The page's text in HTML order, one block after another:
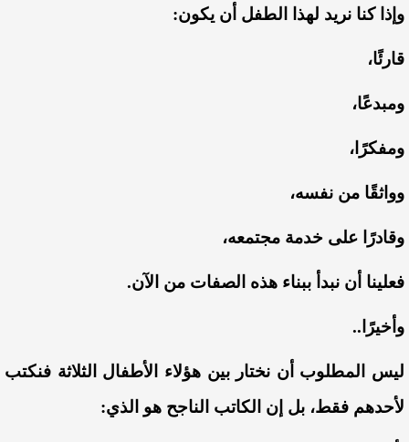
وإذا كنا نريد لهذا الطفل أن يكون:
قارئًا،
ومبدعًا،
ومفكرًا،
وواثقًا من نفسه،
وقادرًا على خدمة مجتمعه،
فعلينا أن نبدأ ببناء هذه الصفات من الآن.
وأخيرًا..
ليس المطلوب أن نختار بين هؤلاء الأطفال الثلاثة فنكتب
لأحدهم فقط، بل إن الكاتب الناجح هو الذي: